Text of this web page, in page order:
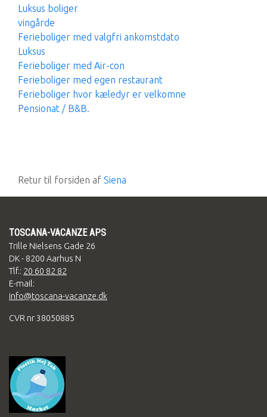
Luksus boliger
vingårde
Ferieboliger med valgfri ankomstdato
Luksus
Ferieboliger med Air-con
Ferieboliger med egen restaurant
Ferieboliger hvor kæledyr er velkomne
Pensionat / B&B.
Retur til forsiden af Siena
TOSCANA-VACANZE APS
Trille Nielsens Gade 26
DK - 8200 Aarhus N
Tlf.: 20 60 82 82
E-mail:
info@toscana-vacanze.dk
CVR nr 38050885